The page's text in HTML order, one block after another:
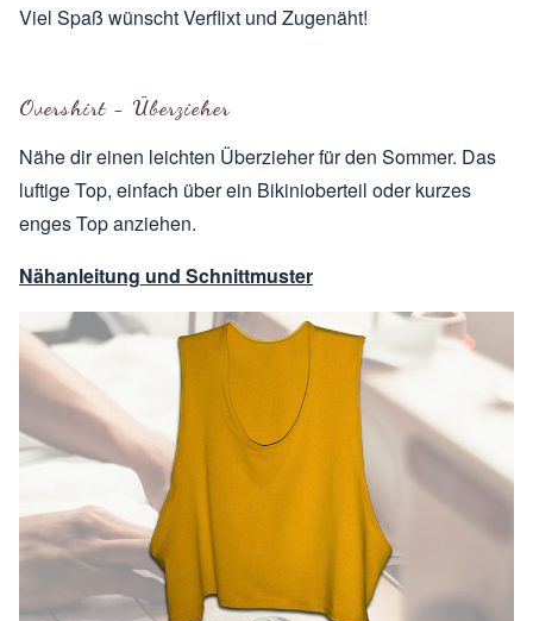
Viel Spaß wünscht Verflixt und Zugenäht!
Overshirt - Überzieher
Nähe dir einen leichten Überzieher für den Sommer. Das
luftige Top, einfach über ein Bikinioberteil oder kurzes
enges Top anziehen.
Nähanleitung und Schnittmuster